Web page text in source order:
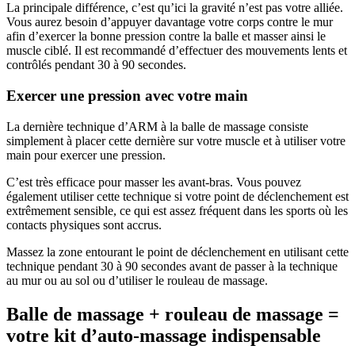
La principale différence, c’est qu’ici la gravité n’est pas votre alliée.
Vous aurez besoin d’appuyer davantage votre corps contre le mur
afin d’exercer la bonne pression contre la balle et masser ainsi le
muscle ciblé. Il est recommandé d’effectuer des mouvements lents et
contrôlés pendant 30 à 90 secondes.
Exercer une pression avec votre main
La dernière technique d’ARM à la balle de massage consiste
simplement à placer cette dernière sur votre muscle et à utiliser votre
main pour exercer une pression.
C’est très efficace pour masser les avant-bras. Vous pouvez
également utiliser cette technique si votre point de déclenchement est
extrêmement sensible, ce qui est assez fréquent dans les sports où les
contacts physiques sont accrus.
Massez la zone entourant le point de déclenchement en utilisant cette
technique pendant 30 à 90 secondes avant de passer à la technique
au mur ou au sol ou d’utiliser le rouleau de massage.
Balle de massage + rouleau de massage =
votre kit d’auto-massage indispensable